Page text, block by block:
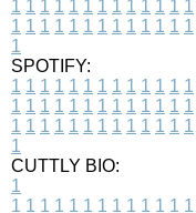
1 1 1 1 1 1 1 1 1 1 1 1 1
1 1 1 1 1 1 1 1 1 1 1 1 1
1
SPOTIFY:
1 1 1 1 1 1 1 1 1 1 1 1 1
1 1 1 1 1 1 1 1 1 1 1 1 1
1 1 1 1 1 1 1 1 1 1 1 1 1
1
CUTTLY BIO:
1
1 1 1 1 1 1 1 1 1 1 1 1 1